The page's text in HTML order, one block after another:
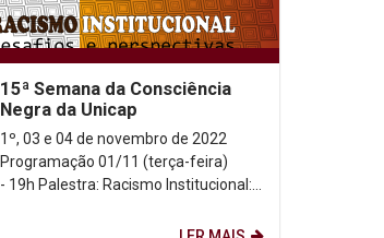
15ª Semana da Consciência
Negra da Unicap
1º, 03 e 04 de novembro de 2022
Programação 01/11 (terça-feira)
- 19h Palestra: Racismo Institucional: